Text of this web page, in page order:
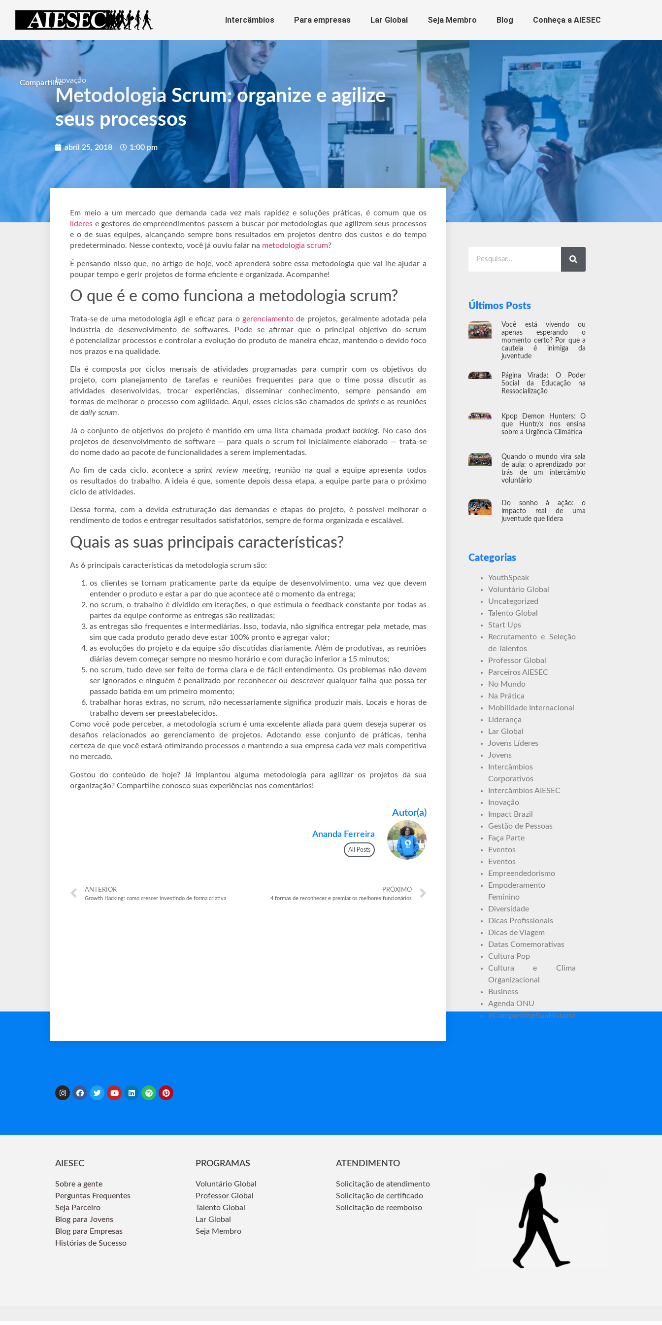
Intercâmbios Para empresas Lar Global Seja Membro Blog Conheça a AIESEC
Inovação
Metodologia Scrum: organize e agilize
seus processos
abril 25, 2018 1:00 pm
Em meio a um mercado que demanda cada vez mais rapidez e soluções práticas, é comum que os
líderes e gestores de empreendimentos passem a buscar por metodologias que agilizem seus processos
e o de suas equipes, alcançando sempre bons resultados em projetos dentro dos custos e do tempo
predeterminado. Nesse contexto, você já ouviu falar na metodologia scrum?
É pensando nisso que, no artigo de hoje, você aprenderá sobre essa metodologia que vai lhe ajudar a
poupar tempo e gerir projetos de forma eficiente e organizada. Acompanhe!
O que é e como funciona a metodologia scrum?
Trata-se de uma metodologia ágil e eficaz para o gerenciamento de projetos, geralmente adotada pela
indústria de desenvolvimento de softwares. Pode se afirmar que o principal objetivo do scrum
é potencializar processos e controlar a evolução do produto de maneira eficaz, mantendo o devido foco
nos prazos e na qualidade.
Ela é composta por ciclos mensais de atividades programadas para cumprir com os objetivos do
projeto, com planejamento de tarefas e reuniões frequentes para que o time possa discutir as
atividades desenvolvidas, trocar experiências, disseminar conhecimento, sempre pensando em
formas de melhorar o processo com agilidade. Aqui, esses ciclos são chamados de sprintse as reuniões
de daily scrum.
Já o conjunto de objetivos do projeto é mantido em uma lista chamada product backlog. No caso dos
projetos de desenvolvimento de software — para quais o scrum foi inicialmente elaborado — trata-se
do nome dado ao pacote de funcionalidades a serem implementadas.
Ao fim de cada ciclo, acontece a sprint review meeting, reunião na qual a equipe apresenta todos
os resultados do trabalho. A ideia é que, somente depois dessa etapa, a equipe parte para o próximo
ciclo de atividades.
Dessa forma, com a devida estruturação das demandas e etapas do projeto, é possível melhorar o
rendimento de todos e entregar resultados satisfatórios, sempre de forma organizada e escalável.
Quais as suas principais características?
As 6 principais características da metodologia scrum são:
os clientes se tornam praticamente parte da equipe de desenvolvimento, uma vez que devem
entender o produto e estar a par do que acontece até o momento da entrega;
no scrum, o trabalho é dividido em iterações, o que estimula o feedback constante por todas as
partes da equipe conforme as entregas são realizadas;
as entregas são frequentes e intermediárias. Isso, todavia, não significa entregar pela metade, mas
sim que cada produto gerado deve estar 100% pronto e agregar valor;
as evoluções do projeto e da equipe são discutidas diariamente. Além de produtivas, as reuniões
diárias devem começar sempre no mesmo horário e com duração inferior a 15 minutos;
no scrum, tudo deve ser feito de forma clara e de fácil entendimento. Os problemas não devem
ser ignorados e ninguém é penalizado por reconhecer ou descrever qualquer falha que possa ter
passado batida em um primeiro momento;
trabalhar horas extras, no scrum, não necessariamente significa produzir mais. Locais e horas de
trabalho devem ser preestabelecidos.
Como você pode perceber, a metodologia scrum é uma excelente aliada para quem deseja superar os
desafios relacionados ao gerenciamento de projetos. Adotando esse conjunto de práticas, tenha
certeza de que você estará otimizando processos e mantendo a sua empresa cada vez mais competitiva
no mercado.
Gostou do conteúdo de hoje? Já implantou alguma metodologia para agilizar os projetos da sua
organização? Compartilhe conosco suas experiências nos comentários!
Autor(a)
Ananda Ferreira
All Posts
ANTERIOR
Growth Hacking: como crescer investindo de forma criativa
PRÓXIMO
4 formas de reconhecer e premiar os melhores funcionários
Últimos Posts
Você está vivendo ou
apenas esperando o
momento certo? Por que a
cautela é inimiga da
juventude
Página Virada: O Poder
Social da Educação na
Ressocialização
Kpop Demon Hunters: O
que Huntr/x nos ensina
sobre a Urgência Climática
Quando o mundo vira sala
de aula: o aprendizado por
trás de um intercâmbio
voluntário
Do sonho à ação: o
impacto real de uma
juventude que lidera
Categorias
YouthSpeak
Voluntário Global
Uncategorized
Talento Global
Start Ups
Recrutamento e Seleção
de Talentos
Professor Global
Parceiros AIESEC
No Mundo
Na Prática
Mobilidade Internacional
Liderança
Lar Global
Jovens Líderes
Jovens
Intercâmbios
Corporativos
Intercâmbios AIESEC
Inovação
Impact Brazil
Gestão de Pessoas
Faça Parte
Eventos
Eventos
Empreendedorismo
Empoderamento
Feminino
Diversidade
Dicas Profissionais
Dicas de Viagem
Datas Comemorativas
Cultura Pop
Cultura e Clima
Organizacional
Business
Agenda ONU
#CompartilheSuaHistória
Compartilhe
AIESEC
Sobre a gente
Perguntas Frequentes
Seja Parceiro
Blog para Jovens
Blog para Empresas
Histórias de Sucesso
PROGRAMAS
Voluntário Global
Professor Global
Talento Global
Lar Global
Seja Membro
ATENDIMENTO
Solicitação de atendimento
Solicitação de certificado
Solicitação de reembolso